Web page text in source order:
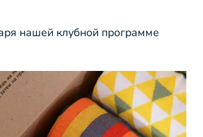
нашей клубной программе